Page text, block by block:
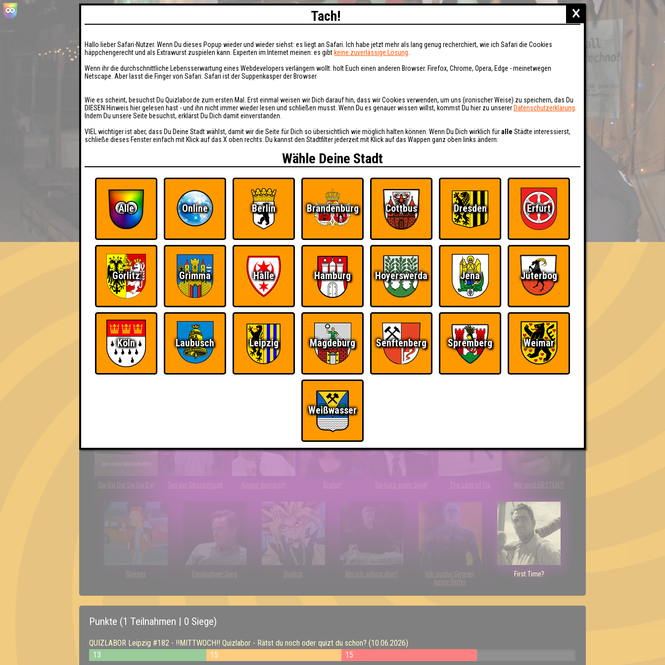
EVENTS HIGHSCORE RESERVIERUNG BUCHEN FAQ ÜBER UNS
Out of office
Errungenschaften
Kleiner Hinweis: bei uns sind Teams, die in einem Stechen verlieren, trotzdem auf dem 1. Platz - den haben sie sich schließlich verdient! Entsprechend gibt es
für diese auch Errungenschaften für den 1. Platz.
Wir sind immer bei
Euch!
Da-Da Da! Da-Da Da! Teil der Oberschicht Knapp daneben! Erster! So kurz vorm Sieg! The Last of Us Wir sind ERSTER?!
Streber Eindeutiger Sieg Duelist Bin ich schon drin?
Ich suche Gegner,
keine Opfer
First Time?
Punkte (1 Teilnahmen | 0 Siege)
QUIZLABOR Leipzig #182 - !!MITTWOCH!! Quizlabor - Rätst du noch oder quizt du schon? (10.06.2026)
13
15 15
×
Tach!
Hallo lieber Safari-Nutzer. Wenn Du dieses Popup wieder und wieder siehst: es liegt an Safari. Ich habe jetzt mehr als lang genug recherchiert, wie ich Safari die Cookies
häppchengerecht und als Extrawurst zuspielen kann. Experten im Internet meinen: es gibt keine zuverlässige Lösung
Wenn ihr die durchschnittliche Lebensserwartung eines Webdevelopers verlängern wollt: holt Euch einen anderen Browser. Firefox, Chrome, Opera, Edge - meinetwegen
Netscape. Aber lasst die Finger von Safari. Safari ist der Suppenkasper der Browser.
Wie es scheint, besuchst Du Quizlabor.de zum ersten Mal. Erst einmal weisen wir Dich darauf hin, dass wir Cookies verwenden, um uns (ironischer Weise) zu speichern, das Du
DIESEN Hinweis hier gelesen hast - und ihn nicht immer wieder lesen und schließen musst. Wenn Du es genauer wissen willst, kommst Du hier zu unserer Datenschutzerklärung
Indem Du unsere Seite besuchst, erklärst Du Dich damit einverstanden.
VIEL wichtiger ist aber, dass Du Deine Stadt wählst, damit wir die Seite für Dich so übersichtlich wie möglich halten können. Wenn Du Dich wirklich füralle Städte interessierst,
schließe dieses Fenster einfach mit Klick auf das X oben rechts. Du kannst den Stadtfilter jederzeit mit Klick auf das Wappen ganz oben links ändern:
Wähle Deine Stadt
Alle Online Berlin Brandenburg Cottbus Dresden Erfurt
Görlitz Grimma Halle Hamburg Hoyerswerda Jena Jüterbog
Köln Laubusch Leipzig Magdeburg Senftenberg Spremberg Weimar
Weißwasser